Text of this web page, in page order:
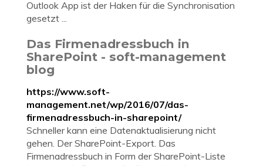
Outlook App ist der Haken für die Synchronisation
gesetzt ...
Das Firmenadressbuch in
SharePoint - soft-management
blog
https://www.soft-
management.net/wp/2016/07/das-
firmenadressbuch-in-sharepoint/
Schneller kann eine Datenaktualisierung nicht
gehen. Der SharePoint-Export. Das
Firmenadressbuch in Form der SharePoint-Liste